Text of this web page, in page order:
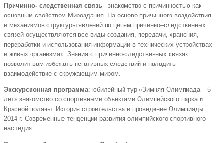
Причинно- следственная связь - знакомство с причинностью как
основным свойством Мироздания. На основе причинного воздействия
и механизмов структуры явлений по цепям причинно–следственных
связей осуществляются все виды создания, передачи, хранения,
переработки и использования информации в технических устройствах
и живых организмах. Знания о причинно-следственных связях
позволит вам избежать негативных следствий и наладить
взаимодействие с окружающим миром.
Экскурсионная программа: юбилейный тур «Зимняя Олимпиада – 5
лет» знакомство со спортивными объектами Олимпийского парка и
Красной поляны. История строительства и проведение Олимпиады
2014 г. Современные тенденции развития олимпийского спортивного
наследия.